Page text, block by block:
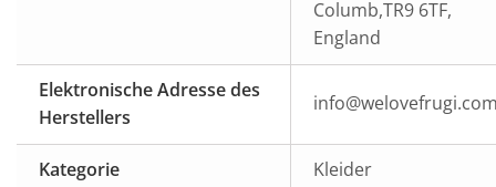
Columb,TR9 6TF,
England
Elektronische Adresse des
Herstellers
Kategorie Kleider